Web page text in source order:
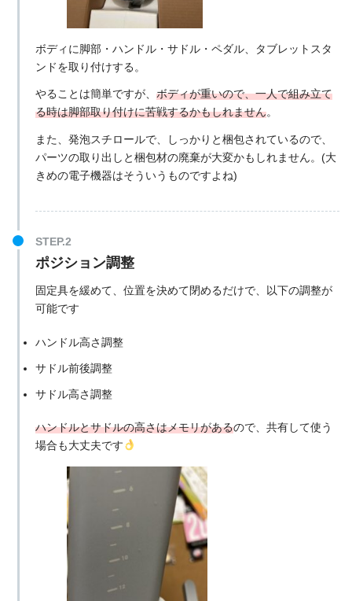
ボディに脚部・ハンドル・サドル・ペダル、タブレットスタ
ンドを取り付けする。
やることは簡単ですが、 ボディが重いので、一人で組み立て
る時は脚部取り付けに苦戦するかもしれません。
また、発泡スチロールで、しっかりと梱包されているので、
パーツの取り出しと梱包材の廃棄が大変かもしれません。(大
きめの電子機器はそういうものですよね)
ポジション調整
固定具を緩めて、位置を決めて閉めるだけで、以下の調整が
可能です
ハンドル高さ調整
サドル前後調整
サドル高さ調整
ハンドルとサドルの高さはメモリがあるので、共有して使う
場合も大丈夫です